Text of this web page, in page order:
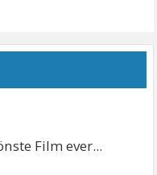
Film ever...